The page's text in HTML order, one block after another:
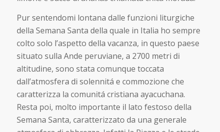
Pur sentendomi lontana dalle funzioni liturgiche
della Semana Santa della quale in Italia ho sempre
colto solo l’aspetto della vacanza, in questo paese
situato sulla Ande peruviane, a 2700 metri di
altitudine, sono stata comunque toccata
dall’atmosfera di solennitá e commozione che
caratterizza la comunitá cristiana ayacuchana.
Resta poi, molto importante il lato festoso della
Semana Santa, caratterizzato da una generale